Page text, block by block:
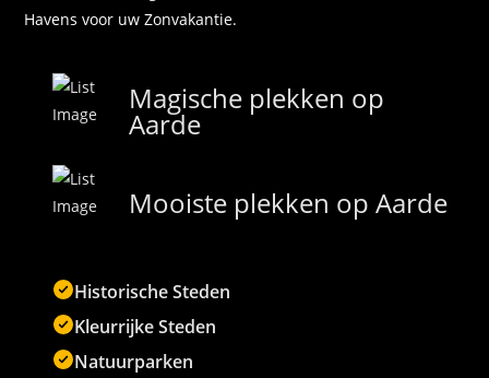
Havens voor uw Zonvakantie.
Magische plekken op
Aarde
Mooiste plekken op Aarde
Historische Steden
Kleurrijke Steden
Natuurparken